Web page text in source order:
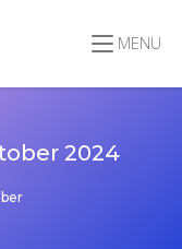
MENU
2024